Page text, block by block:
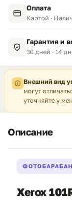
Оплата
Картой ·
Гарантия и
30 дней · 14
Внешний вид
могут
уточняйте у
Описание
Xerox